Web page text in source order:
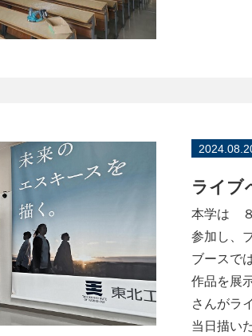
ライブ
本学は ８
参加し、
ブースで
作品を展
さんがラ
当日描い